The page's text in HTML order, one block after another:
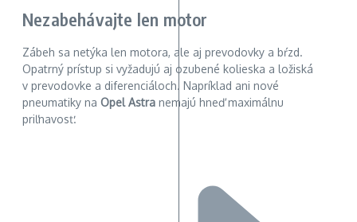
Nezabehávajte len motor
Zábeh sa netýka len motora, ale aj prevodovky a bŕzd.
Opatrný prístup si vyžadujú aj ozubené kolieska a ložiská
v prevodovke a diferenciáloch. Napríklad ani nové
pneumatiky na Opel Astra nemajú hneď maximálnu
priľnavosť.